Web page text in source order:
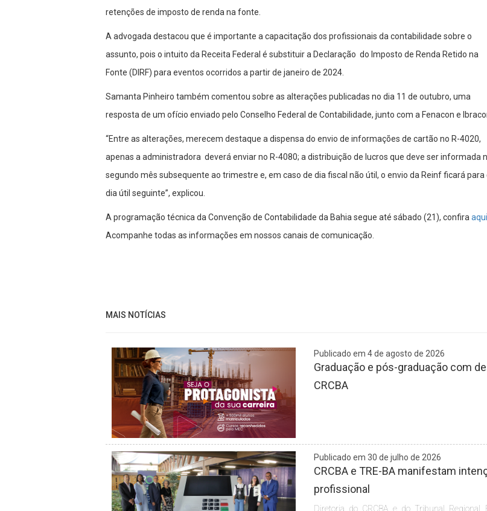
retenções de imposto de renda na fonte.
A advogada destacou que é importante a capacitação dos profissionais da contabilidade sobre o
assunto, pois o intuito da Receita Federal é substituir a Declaração do Imposto de Renda Retido na
Fonte (DIRF) para eventos ocorridos a partir de janeiro de 2024.
Samanta Pinheiro também comentou sobre as alterações publicadas no dia 11 de outubro, uma
resposta de um ofício enviado pelo Conselho Federal de Contabilidade, junto com a Fenacon e
“Entre as alterações, merecem destaque a dispensa do envio de informações de cartão no R-4020,
apenas a administradora deverá enviar no R-4080; a distribuição de lucros que deve ser informada
segundo mês subsequente ao trimestre e, em caso de dia fiscal não útil, o envio da Reinf ficará para
dia útil seguinte”, explicou.
A programação técnica da Convenção de Contabilidade da Bahia segue até sábado (21), confira aqui
Acompanhe todas as informações em nossos canais de comunicação.
MAIS NOTÍCIAS
Publicado em 4 de agosto de 2026
Graduação e pós-graduação com
CRCBA
Publicado em 30 de julho de 2026
CRCBA e TRE-BA manifestam
profissional
Diretoria do CRCBA e do Tribunal